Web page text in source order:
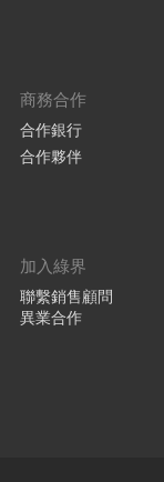
商務合作
合作銀行
合作夥伴
加入綠界
聯繫銷售顧問
異業合作